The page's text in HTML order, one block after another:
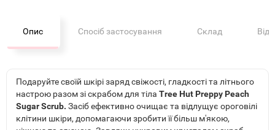
Опис Спосіб застосування Склад
Подаруйте своїй шкірі заряд свіжості, гладкості та літнього
настрою разом зі скрабом для тіла Tree Hut Preppy Peach
Sugar Scrub. Засіб ефективно очищає та відлущує ороговілі
клітини шкіри, допомагаючи зробити її більш м'якою,